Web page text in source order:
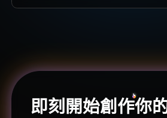
廣告或產品展示。
即刻開始創作你